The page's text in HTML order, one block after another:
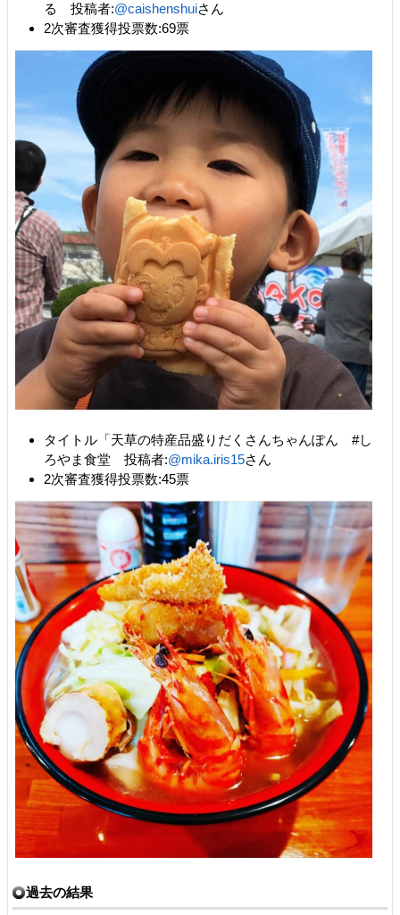
る 投稿者:@caishenshuiさん
2次審査獲得投票数:69票
タイトル「天草の特産品盛りだくさんちゃんぽん #し
ろやま食堂 投稿者:@mika.iris15さん
2次審査獲得投票数:45票
過去の結果